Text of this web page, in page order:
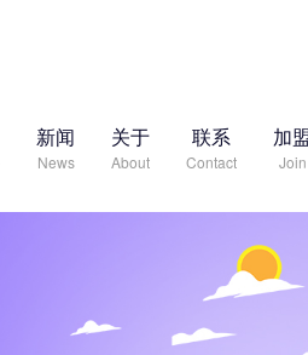
新闻
News
关于
About
联系
Contact
加
Join